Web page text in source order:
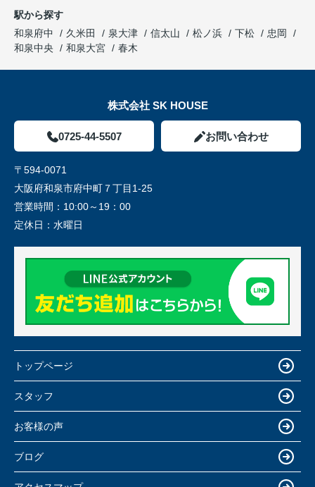
駅から探す
和泉府中
久米田 泉大津 信太山 松ノ浜 下松
忠岡
和泉中央
和泉大宮 春木
株式会社 SK HOUSE
0725-44-5507 お問い合わせ
〒594-0071
大阪府和泉市府中町７丁目1-25
営業時間： 10:00～19：00
定休日： 水曜日
トップページ
スタッフ
お客様の声
ブログ